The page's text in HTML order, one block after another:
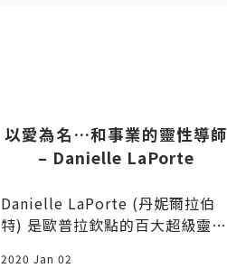
以愛為名…和事業的靈性導師
– Danielle LaPorte
Danielle LaPorte (丹妮爾拉伯
特) 是歐普拉欽點的百大超級靈
2020 Jan 02